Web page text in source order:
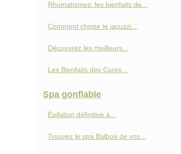
Rhumatismes: les bienfaits de...
Comment choisir le jacuzzi...
Découvrez les meilleurs...
Les Bienfaits des Cures...
Spa gonflable
Épilation définitive à...
Trouvez le spa Balboa de vos...